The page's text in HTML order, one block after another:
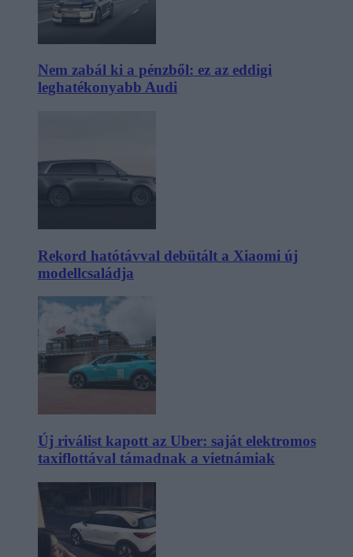
Nem zabál ki a pénzből: ez az eddigi
leghatékonyabb Audi
Rekord hatótávval debütált a Xiaomi új
modellcsaládja
Új riválist kapott az Uber: saját elektromos
taxiflottával támadnak a vietnámiak